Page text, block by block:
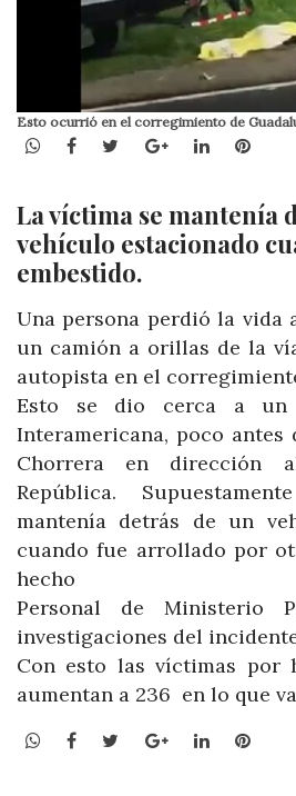
Esto ocurrió en el corregimiento de
WhatsApp
Facebook
TwitterGoogle+LinkedIn
La víctima se mantenía
vehículo estacionado
embestido.
Una persona perdió la vida
un camión a orillas de la
autopista en el
Esto se dio cerca a
Interamericana, poco antes
Chorrera en
República.
mantenía detrás de un
cuando fue arrollado por
hecho
Personal de Ministerio
investigaciones del
Con esto las víctimas por
aumentan a 236 en lo que
WhatsApp
Facebook
TwitterGoogle+LinkedIn